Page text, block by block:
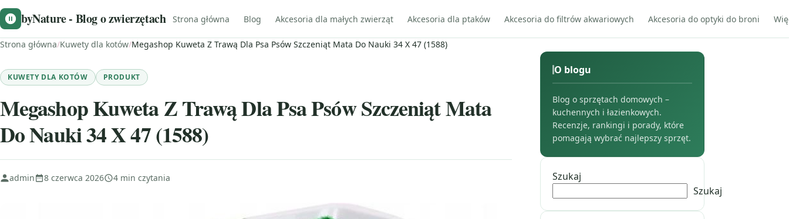
byNature - Blog o zwierzętach Strona główna Blog Akcesoria dla małych zwierząt Akcesoria dla ptaków Akcesoria do filtrów akwariowych Akcesoria do optyki do broni
Strona główna/Kuwety dla kotów/Megashop Kuweta Z Trawą Dla Psa Psów Szczeniąt Mata Do Nauki 34 X 47 (1588)
KUWETY DLA KOTÓW PRODUKT
Megashop Kuweta Z Trawą Dla Psa Psów Szczeniąt Mata
Do Nauki 34 X 47 (1588)
admin 8 czerwca 2026 4 min czytania
O blogu
Blog o sprzętach domowych –
kuchennych i łazienkowych.
Recenzje, rankingi i porady, które
pomagają wybrać najlepszy sprzęt.
Szukaj
Szukaj